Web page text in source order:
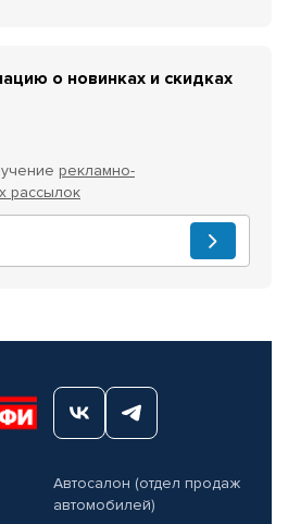
о новинках и скидках
рекламно-
рассылок
Автосалон (отдел продаж
автомобилей)